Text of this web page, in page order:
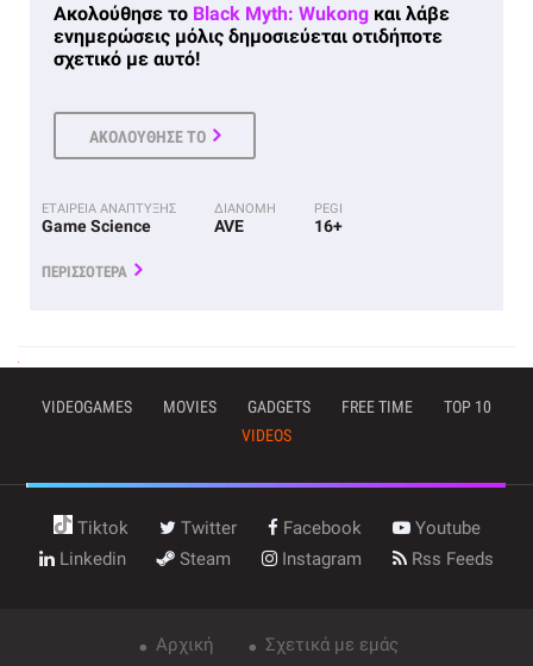
Ακολούθησε το Black Myth: Wukong και λάβε
ενημερώσεις μόλις δημοσιεύεται οτιδήποτε
σχετικό με αυτό!
ΑΚΟΛΟΥΘΗΣΕ ΤΟ
ΕΤΑΙΡΕΙΑ ΑΝΑΠΤΥΞΗΣ
Game Science
ΔΙΑΝΟΜΗ
AVE
PEGI
16+
ΠΕΡΙΣΣΟΤΕΡΑ
VIDEOGAMES MOVIES GADGETS FREE TIME
TOP 10
VIDEOS
Tiktok Twitter Facebook
Youtube
Linkedin
Steam Instagram Rss Feeds
Αρχική Σχετικά με εμάς